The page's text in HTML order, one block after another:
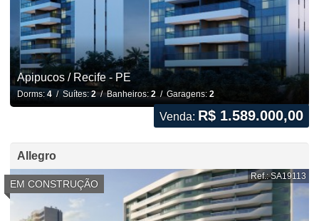
Apipucos / Recife - PE
Dorms: 4/ Suítes:2/ Banheiros: 2/ Garagens: 2
Venda: R$ 1.589.000,00
Allegro
EM CONSTRUÇÃO
Ref.: SA19113